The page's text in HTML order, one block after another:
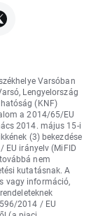
Varsóban
Lengyelország
(KNF)
a 2014/65/EU
2014. május 15-i
(3) bekezdése
EU irányelv (MiFID
nem
kutatásnak. A
vagy információ,
2014 / EU